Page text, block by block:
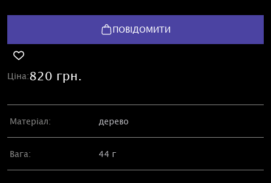
ПОВІДОМИТИ
Ціна:820 грн.
Матеріал: дерево
Вага: 44 г